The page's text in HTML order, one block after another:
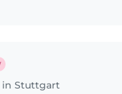
Stuttgart